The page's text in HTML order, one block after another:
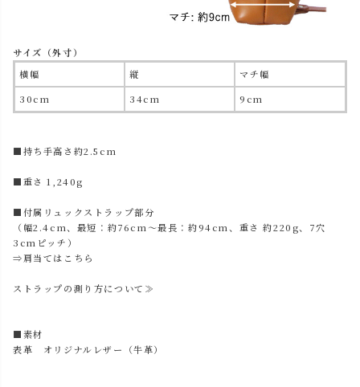
サイズ（外寸）
横幅
縦
マチ幅
30cm
34cm 9cm
■持ち手高さ約2.5cm
■重さ 1,240g
■付属リュックストラップ部分
（幅2.4cm、最短：約76cm～最長：約94cm、重さ 約220g、7穴
3cmピッチ）
⇒肩当てはこちら
ストラップの測り方について≫
■素材
表革 オリジナルレザー（牛革）